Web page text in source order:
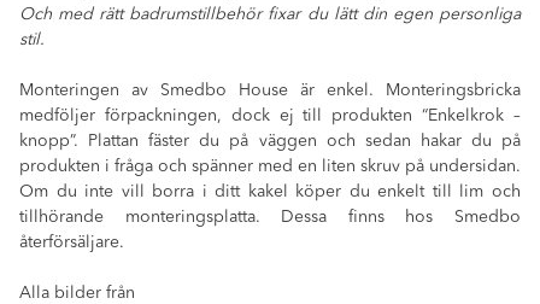
Och med rätt badrumstillbehör fixar du lätt din egen personliga
stil.
Monteringen av Smedbo House är enkel. Monteringsbricka
medföljer förpackningen, dock ej till produkten “Enkelkrok –
knopp”. Plattan fäster du på väggen och sedan hakar du på
produkten i fråga och spänner med en liten skruv på undersidan.
Om du inte vill borra i ditt kakel köper du enkelt till lim och
tillhörande monteringsplatta. Dessa finns hos Smedbo
återförsäljare.
Alla bilder från